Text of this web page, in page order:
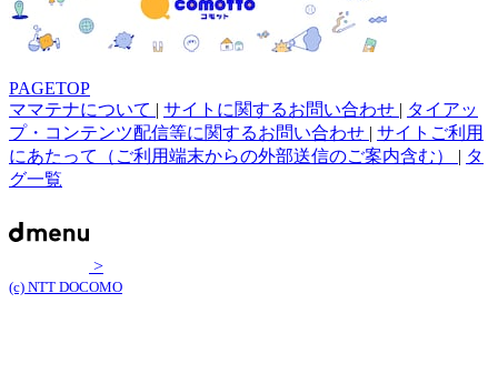
PAGETOP
ママテナについて | サイトに関するお問い合わせ | タイアッ
プ・コンテンツ配信等に関するお問い合わせ | サイトご利用
にあたって（ご利用端末からの外部送信のご案内含む） | タ
グ一覧
>
(c) NTT DOCOMO